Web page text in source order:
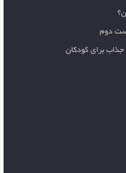
دوم
جذاب برای کودکان